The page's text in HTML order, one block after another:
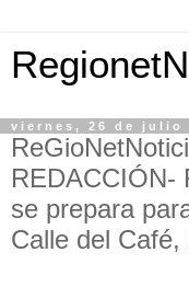
viernes, 26 de julio
REDACCIÓN-
se prepara
Calle del Café,